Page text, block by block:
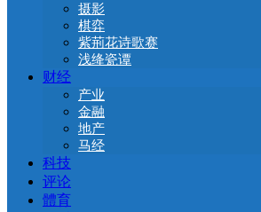
摄影
棋弈
紫荊花诗歌赛
浅绛瓷谭
财经
产业
金融
地产
马经
科技
评论
體育